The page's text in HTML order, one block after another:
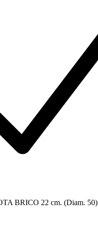
BRICO 22 cm. (Diam. 50)